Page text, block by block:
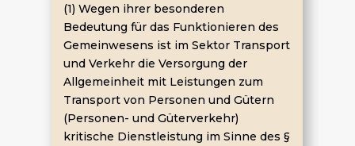
(1) Wegen ihrer besonderen
Bedeutung für das Funktionieren des
Gemeinwesens ist im Sektor Transport
und Verkehr die Versorgung der
Allgemeinheit mit Leistungen zum
Transport von Personen und Gütern
(Personen- und Güterverkehr)
kritische Dienstleistung im Sinne des §